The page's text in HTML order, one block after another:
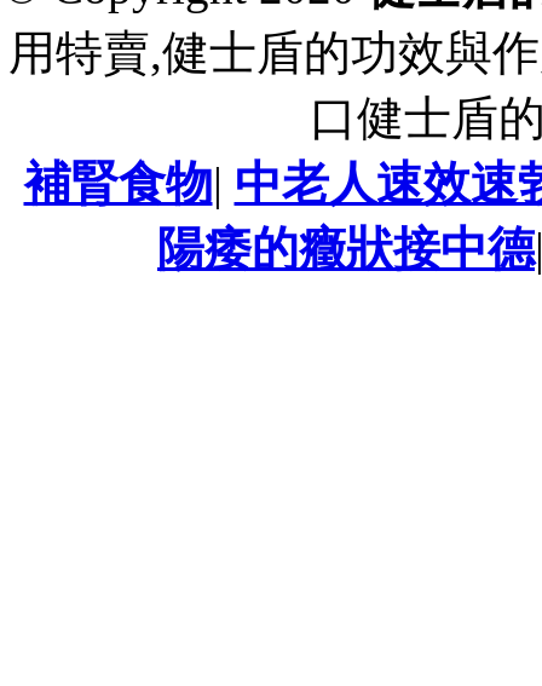
用特賣,健士盾的功效與
口健士盾
補腎食物| 中老人速效速
陽痿的癥狀接中德